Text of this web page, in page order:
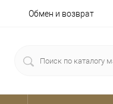
Обмен и возврат